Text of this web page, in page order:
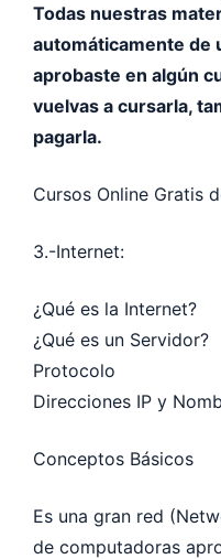
Todas nuestras
automáticamente de
aprobaste en algún
vuelvas a cursarla,
pagarla.
Cursos Online Gratis
3.-Internet:
¿Qué es la Internet?
¿Qué es un Servidor?
Protocolo
Direcciones IP y
Conceptos Básicos
Es una gran red
de computadoras